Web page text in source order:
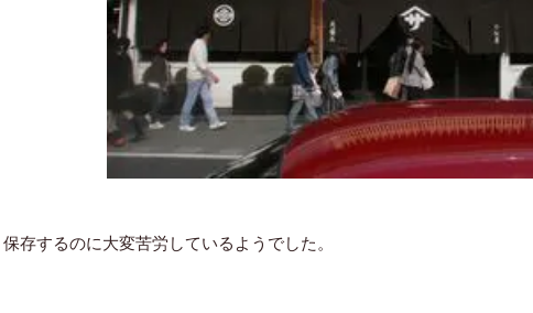
保存するのに大変苦労しているようでした。